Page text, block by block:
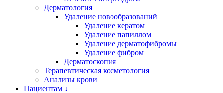
Дерматология
Удаление новообразований
Удаление кератом
Удаление папиллом
Удаление дерматофибромы
Удаление фибром
Дерматоскопия
Терапевтическая косметология
Анализы крови
Пациентам ↓